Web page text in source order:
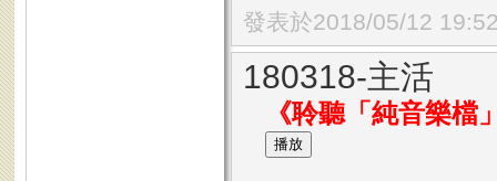
發表於2018/05/12
180318-主活
《聆聽「純音樂檔